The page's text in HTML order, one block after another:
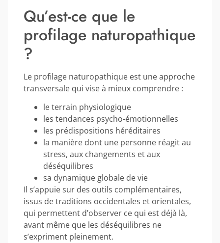
Qu’est-ce que le
profilage naturopathique
?
Le profilage naturopathique est une approche
transversale qui vise à mieux comprendre :
le terrain physiologique
les tendances psycho-émotionnelles
les prédispositions héréditaires
la manière dont une personne réagit au
stress, aux changements et aux
déséquilibres
sa dynamique globale de vie
Il s’appuie sur des outils complémentaires,
issus de traditions occidentales et orientales,
qui permettent d’observer ce qui est déjà là,
avant même que les déséquilibres ne
s’expriment pleinement.